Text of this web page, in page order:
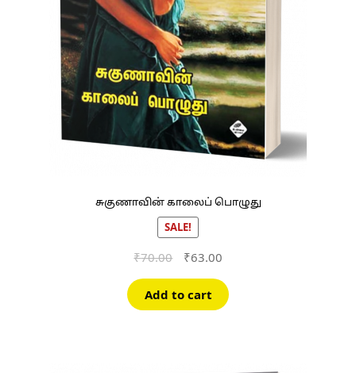
சுகுணாவின் காலைப் பொழுது
SALE!
₹70.00
Original
was:
₹70.00.
₹63.00Current
is:
₹63.00.
Add to cart